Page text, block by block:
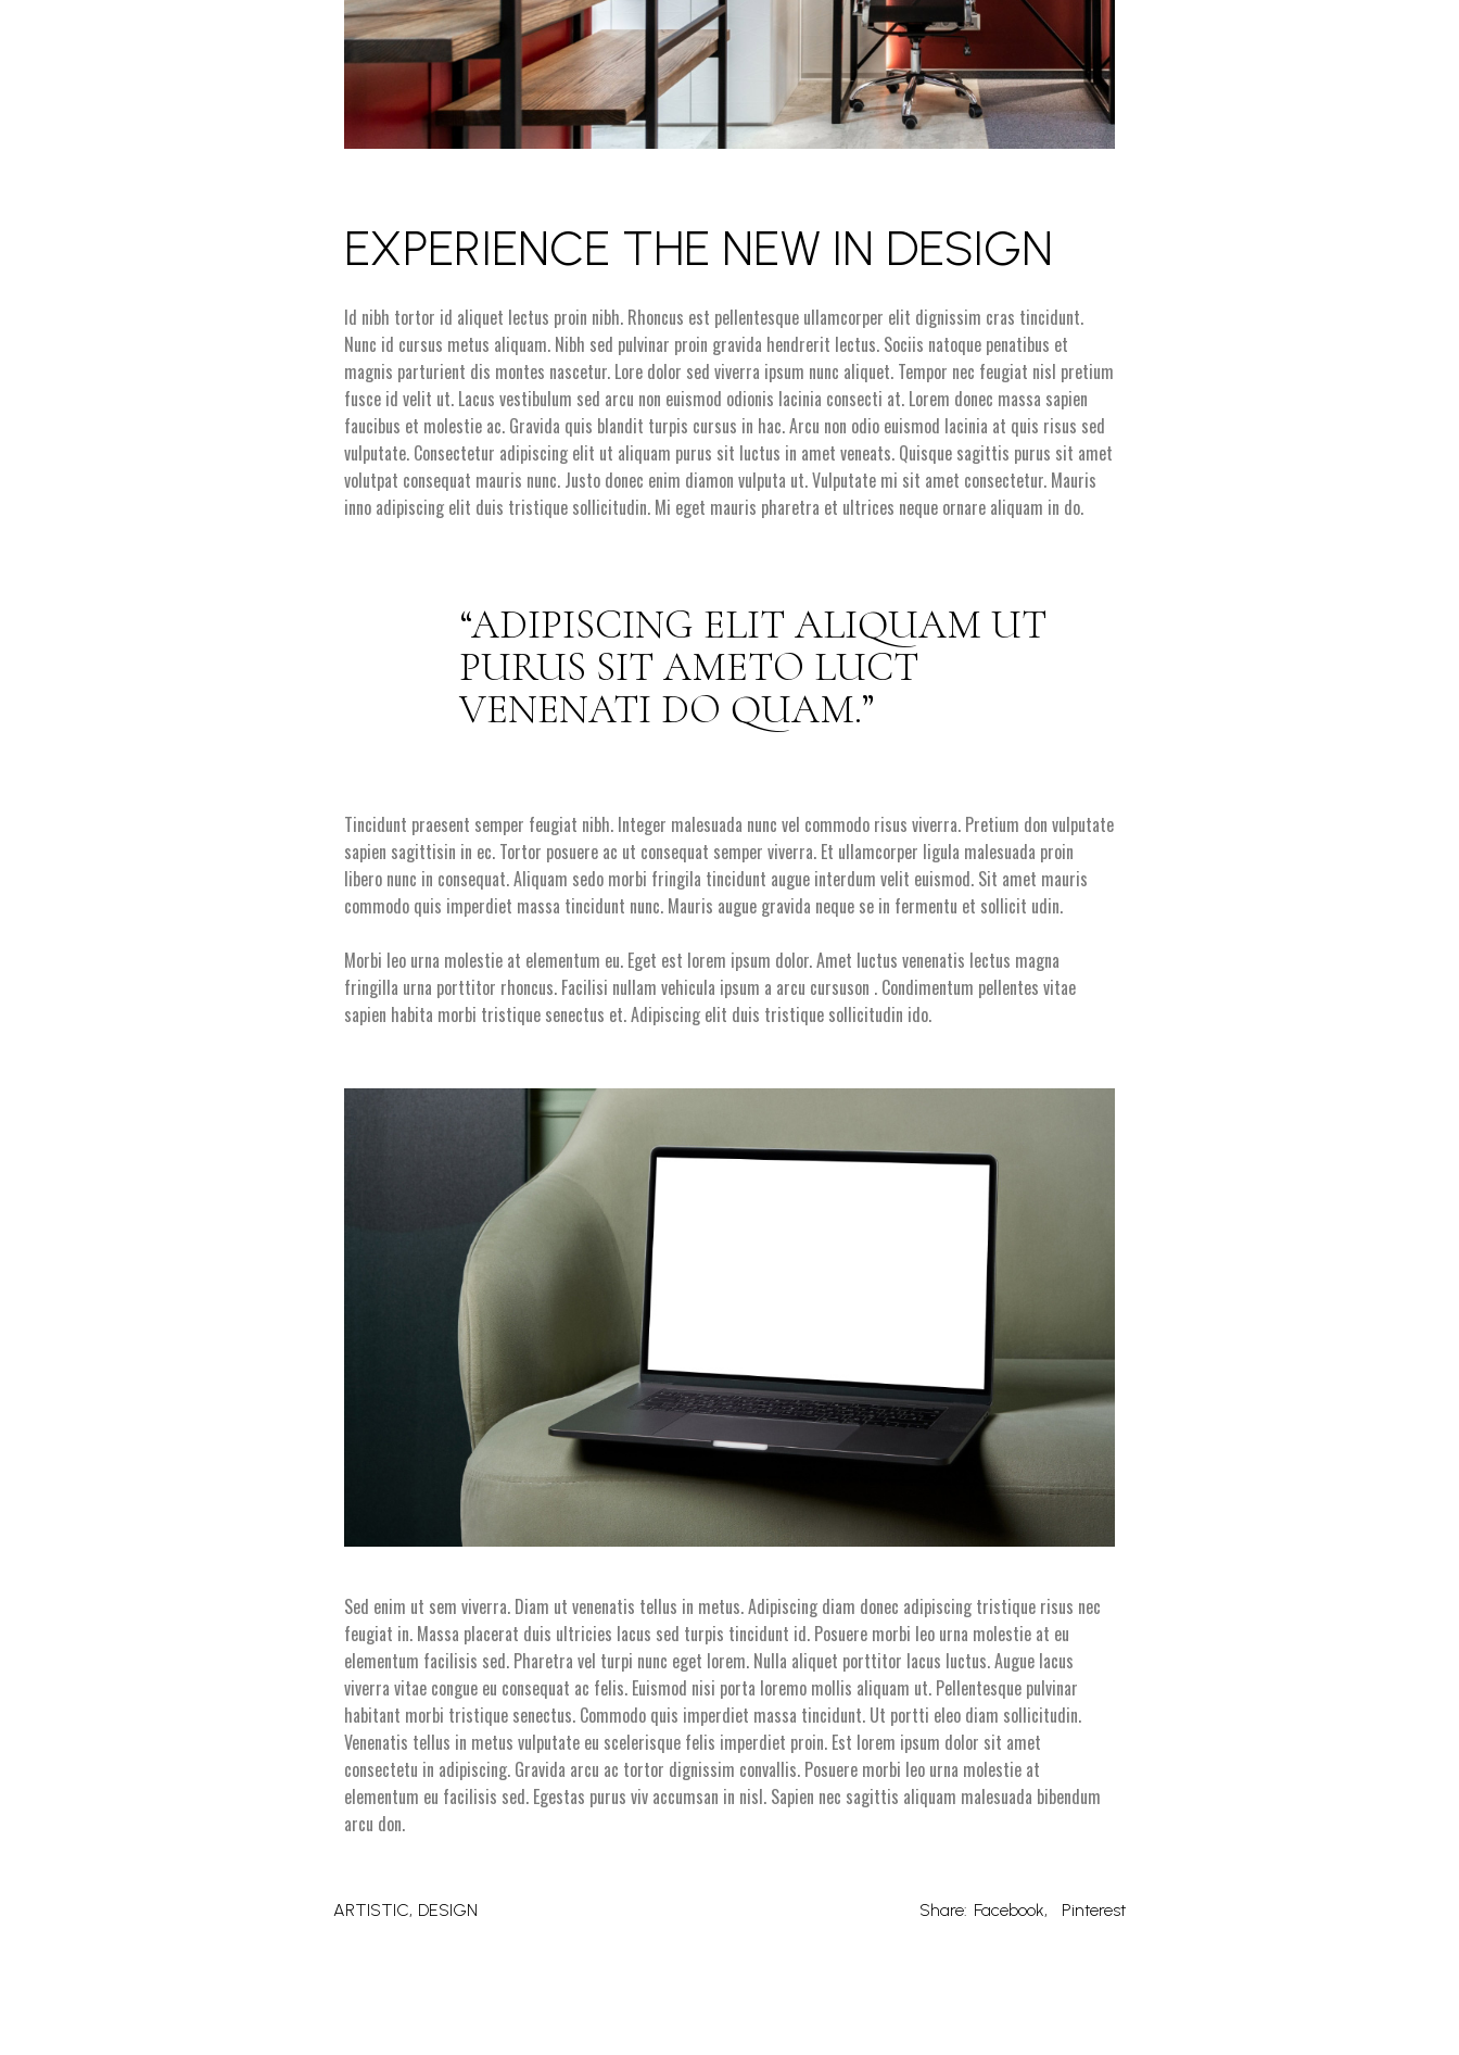
EXPERIENCE THE NEW IN DESIGN
Id nibh tortor id aliquet lectus proin nibh. Rhoncus est pellentesque ullamcorper elit dignissim cras tincidunt.
Nunc id cursus metus aliquam. Nibh sed pulvinar proin gravida hendrerit lectus. Sociis natoque penatibus et
magnis parturient dis montes nascetur. Lore dolor sed viverra ipsum nunc aliquet. Tempor nec feugiat nisl pretium
fusce id velit ut. Lacus vestibulum sed arcu non euismod odionis lacinia consecti at. Lorem donec massa sapien
faucibus et molestie ac. Gravida quis blandit turpis cursus in hac. Arcu non odio euismod lacinia at quis risus sed
vulputate. Consectetur adipiscing elit ut aliquam purus sit luctus in amet veneats. Quisque sagittis purus sit amet
volutpat consequat mauris nunc. Justo donec enim diamon vulputa ut. Vulputate mi sit amet consectetur. Mauris
inno adipiscing elit duis tristique sollicitudin. Mi eget mauris pharetra et ultrices neque ornare aliquam in do.
ADIPISCING ELIT ALIQUAM UT
PURUS SIT AMETO LUCT
VENENATI DO QUAM.
Tincidunt praesent semper feugiat nibh. Integer malesuada nunc vel commodo risus viverra. Pretium don vulputate
sapien sagittisin in ec. Tortor posuere ac ut consequat semper viverra. Et ullamcorper ligula malesuada proin
libero nunc in consequat. Aliquam sedo morbi fringila tincidunt augue interdum velit euismod. Sit amet mauris
commodo quis imperdiet massa tincidunt nunc. Mauris augue gravida neque se in fermentu et sollicit udin.
Morbi leo urna molestie at elementum eu. Eget est lorem ipsum dolor. Amet luctus venenatis lectus magna
fringilla urna porttitor rhoncus. Facilisi nullam vehicula ipsum a arcu cursuson . Condimentum pellentes vitae
sapien habita morbi tristique senectus et. Adipiscing elit duis tristique sollicitudin ido.
Sed enim ut sem viverra. Diam ut venenatis tellus in metus. Adipiscing diam donec adipiscing tristique risus nec
feugiat in. Massa placerat duis ultricies lacus sed turpis tincidunt id. Posuere morbi leo urna molestie at eu
elementum facilisis sed. Pharetra vel turpi nunc eget lorem. Nulla aliquet porttitor lacus luctus. Augue lacus
viverra vitae congue eu consequat ac felis. Euismod nisi porta loremo mollis aliquam ut. Pellentesque pulvinar
habitant morbi tristique senectus. Commodo quis imperdiet massa tincidunt. Ut portti eleo diam sollicitudin.
Venenatis tellus in metus vulputate eu scelerisque felis imperdiet proin. Est lorem ipsum dolor sit amet
consectetu in adipiscing. Gravida arcu ac tortor dignissim convallis. Posuere morbi leo urna molestie at
elementum eu facilisis sed. Egestas purus viv accumsan in nisl. Sapien nec sagittis aliquam malesuada bibendum
arcu don.
ARTISTIC DESIGN Share: Facebook Pinterest